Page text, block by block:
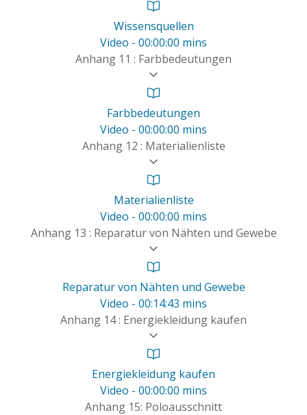
Wissensquellen
Video - 00:00:00 mins
Anhang 11 : Farbbedeutungen
Farbbedeutungen
Video - 00:00:00 mins
Anhang 12 : Materialienliste
Materialienliste
Video - 00:00:00 mins
Anhang 13 : Reparatur von Nähten und Gewebe
Reparatur von Nähten und Gewebe
Video - 00:14:43 mins
Anhang 14 : Energiekleidung kaufen
Energiekleidung kaufen
Video - 00:00:00 mins
Anhang 15: Poloausschnitt